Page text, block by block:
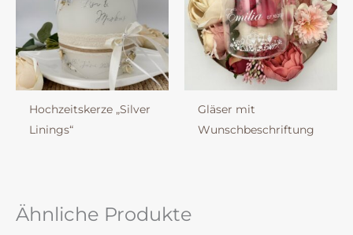
Hochzeitskerze „Silver
Linings“
Gläser mit
Wunschbeschriftung
Ähnliche Produkte